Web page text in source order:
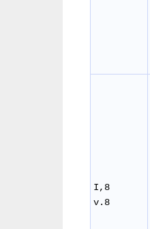
I,8
v.8